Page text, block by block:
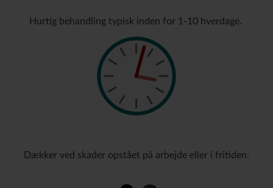
Hurtig behandling typisk inden for 1-10 hverdage.
Dækker ved skader opstået på arbejde eller i fritiden.